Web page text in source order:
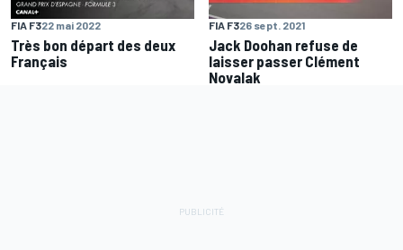
FIA F322 mai 2022
Très bon départ des deux
Français
FIA F326 sept. 2021
Jack Doohan refuse de
laisser passer Clément
Novalak